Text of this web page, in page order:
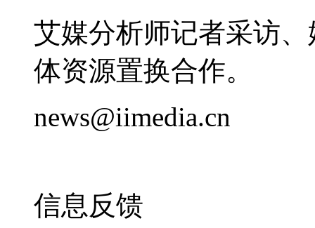
艾媒分析师记者采访
体资源置换合作。
news@iimedia.cn
信息反馈